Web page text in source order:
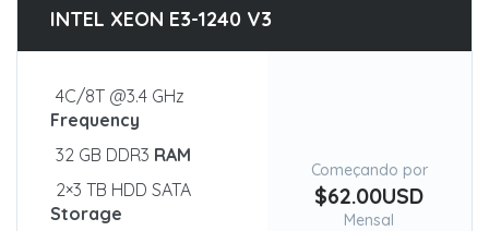
INTEL XEON E3-1240 V3
4C/8T @3.4 GHz
Frequency
32 GB DDR3 RAM
2×3 TB HDD SATA
Storage
Começando por
$62.00USD
Mensal